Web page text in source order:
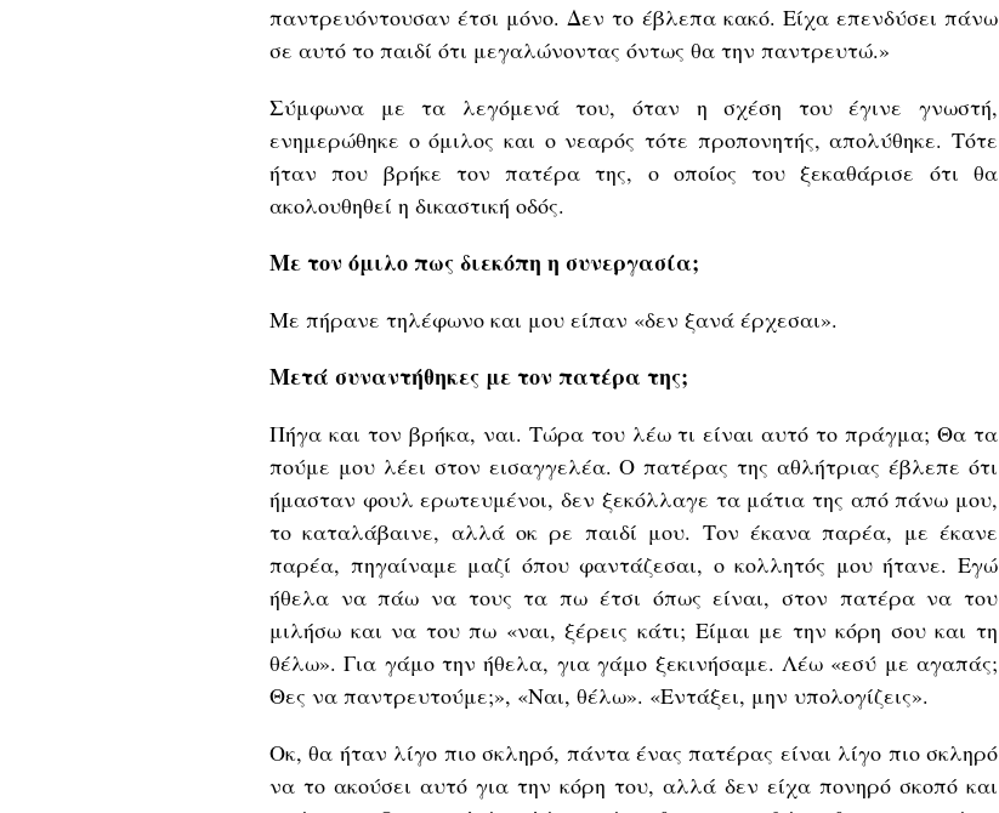
παντρευόντουσαν έτσι μόνο. Δεν το έβλεπα κακό. Είχα επενδύσει πάνω
σε αυτό το παιδί ότι μεγαλώνοντας όντως θα την παντρευτώ.»
Σύμφωνα με τα λεγόμενά του, όταν η σχέση του έγινε γνωστή,
ενημερώθηκε ο όμιλος και ο νεαρός τότε προπονητής, απολύθηκε. Τότε
ήταν που βρήκε τον πατέρα της, ο οποίος του ξεκαθάρισε ότι θα
ακολουθηθεί η δικαστική οδός.
Με τον όμιλο πως διεκόπη η συνεργασία;
Με πήρανε τηλέφωνο και μου είπαν «δεν ξανά έρχεσαι».
Μετά συναντήθηκες με τον πατέρα της;
Πήγα και τον βρήκα, ναι. Τώρα του λέω τι είναι αυτό το πράγμα; Θα τα
πούμε μου λέει στον εισαγγελέα. Ο πατέρας της αθλήτριας έβλεπε ότι
ήμασταν φουλ ερωτευμένοι, δεν ξεκόλλαγε τα μάτια της από πάνω μου,
το καταλάβαινε, αλλά οκ ρε παιδί μου. Τον έκανα παρέα, με έκανε
παρέα, πηγαίναμε μαζί όπου φαντάζεσαι, ο κολλητός μου ήτανε. Εγώ
ήθελα να πάω να τους τα πω έτσι όπως είναι, στον πατέρα να του
μιλήσω και να του πω «ναι, ξέρεις κάτι; Είμαι με την κόρη σου και τη
θέλω». Για γάμο την ήθελα, για γάμο ξεκινήσαμε. Λέω «εσύ με αγαπάς;
Θες να παντρευτούμε;», «Ναι, θέλω». «Εντάξει, μην υπολογίζεις».
Οκ, θα ήταν λίγο πιο σκληρό, πάντα ένας πατέρας είναι λίγο πιο σκληρό
να το ακούσει αυτό για την κόρη του, αλλά δεν είχα πονηρό σκοπό και